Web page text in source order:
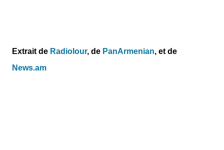
Extrait de Radiolour, de PanArmenian, et de
News.am